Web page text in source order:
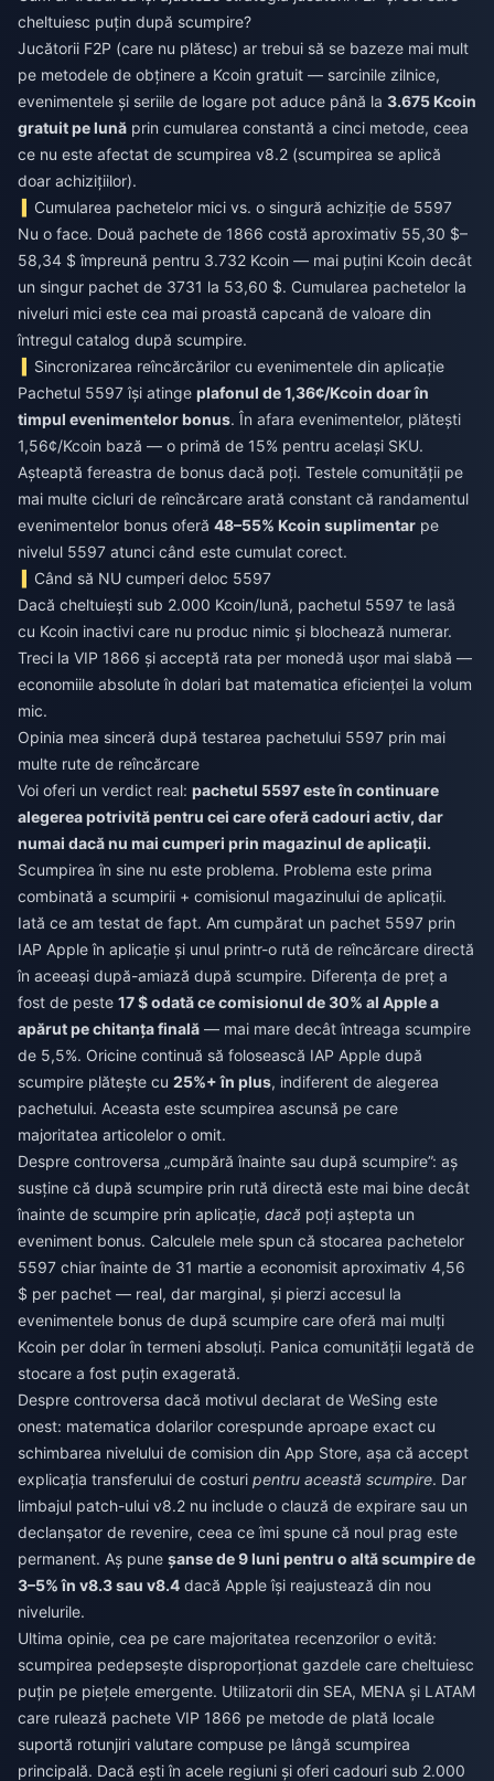
cheltuiesc puțin după scumpire?
Jucătorii F2P (care nu plătesc) ar trebui să se bazeze mai mult
pe metodele de obținere a Kcoin gratuit — sarcinile zilnice,
evenimentele și seriile de logare pot aduce până la 3.675 Kcoin
gratuit pe lună prin cumularea constantă a cinci metode, ceea
ce nu este afectat de scumpirea v8.2 (scumpirea se aplică
doar achizițiilor).
Cumularea pachetelor mici vs. o singură achiziție de 5597
Nu o face. Două pachete de 1866 costă aproximativ 55,30 $–
58,34 $ împreună pentru 3.732 Kcoin — mai puțini Kcoin decât
un singur pachet de 3731 la 53,60 $. Cumularea pachetelor la
niveluri mici este cea mai proastă capcană de valoare din
întregul catalog după scumpire.
Sincronizarea reîncărcărilor cu evenimentele din aplicație
Pachetul 5597 își atinge plafonul de 1,36¢/Kcoin doar în
timpul evenimentelor bonus. În afara evenimentelor, plătești
1,56¢/Kcoin bază — o primă de 15% pentru același SKU.
Așteaptă fereastra de bonus dacă poți. Testele comunității pe
mai multe cicluri de reîncărcare arată constant că randamentul
evenimentelor bonus oferă 48–55% Kcoin suplimentar pe
nivelul 5597 atunci când este cumulat corect.
Când să NU cumperi deloc 5597
Dacă cheltuiești sub 2.000 Kcoin/lună, pachetul 5597 te lasă
cu Kcoin inactivi care nu produc nimic și blochează numerar.
Treci la VIP 1866 și acceptă rata per monedă ușor mai slabă —
economiile absolute în dolari bat matematica eficienței la volum
mic.
Opinia mea sinceră după testarea pachetului 5597 prin mai
multe rute de reîncărcare
Voi oferi un verdict real: pachetul 5597 este în continuare
alegerea potrivită pentru cei care oferă cadouri activ, dar
numai dacă nu mai cumperi prin magazinul de aplicații.
Scumpirea în sine nu este problema. Problema este prima
combinată a scumpirii + comisionul magazinului de aplicații.
Iată ce am testat de fapt. Am cumpărat un pachet 5597 prin
IAP Apple în aplicație și unul printr-o rută de reîncărcare directă
în aceeași după-amiază după scumpire. Diferența de preț a
fost de peste 17 $ odată ce comisionul de 30% al Apple a
apărut pe chitanța finală — mai mare decât întreaga scumpire
de 5,5%. Oricine continuă să folosească IAP Apple după
scumpire plătește cu 25%+ în plus, indiferent de alegerea
pachetului. Aceasta este scumpirea ascunsă pe care
majoritatea articolelor o omit.
Despre controversa „cumpără înainte sau după scumpire”: aș
susține că după scumpire prin rută directă este mai bine decât
înainte de scumpire prin aplicație, dacă poți aștepta un
eveniment bonus. Calculele mele spun că stocarea pachetelor
5597 chiar înainte de 31 martie a economisit aproximativ 4,56
$ per pachet — real, dar marginal, și pierzi accesul la
evenimentele bonus de după scumpire care oferă mai mulți
Kcoin per dolar în termeni absoluți. Panica comunității legată de
stocare a fost puțin exagerată.
Despre controversa dacă motivul declarat de WeSing este
onest: matematica dolarilor corespunde aproape exact cu
schimbarea nivelului de comision din App Store, așa că accept
explicația transferului de costuri pentru această scumpire. Dar
limbajul patch-ului v8.2 nu include o clauză de expirare sau un
declanșator de revenire, ceea ce îmi spune că noul prag este
permanent. Aș pune șanse de 9 luni pentru o altă scumpire de
3–5% în v8.3 sau v8.4 dacă Apple își reajustează din nou
nivelurile.
Ultima opinie, cea pe care majoritatea recenzorilor o evită:
scumpirea pedepsește disproporționat gazdele care cheltuiesc
puțin pe piețele emergente. Utilizatorii din SEA, MENA și LATAM
care rulează pachete VIP 1866 pe metode de plată locale
suportă rotunjiri valutare compuse pe lângă scumpirea
principală. Dacă ești în acele regiuni și oferi cadouri sub 2.000